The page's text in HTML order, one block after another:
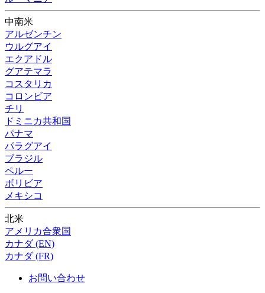
中南米
アルゼンチン
ウルグアイ
エクアドル
グアテマラ
コスタリカ
コロンビア
チリ
ドミニカ共和国
パナマ
パラグアイ
ブラジル
ペルー
ボリビア
メキシコ
北米
アメリカ合衆国
カナダ (EN)
カナダ (FR)
お問い合わせ